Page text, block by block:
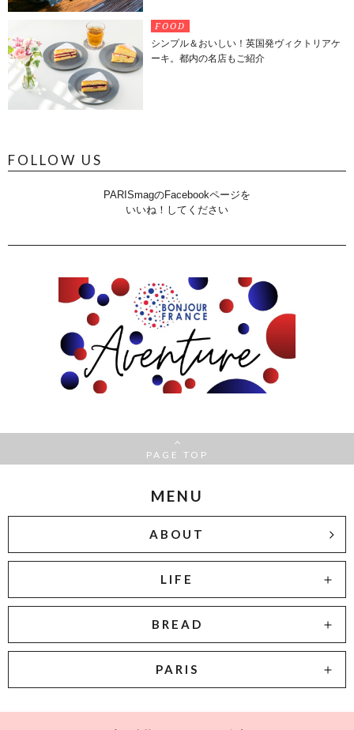
FOOD
シンプル＆おいしい！英国発ヴィクトリアケ
ーキ。都内の名店もご紹介
FOLLOW US
PARISmagのFacebookページを
いいね！してください
PAGE TOP
MENU
ABOUT
LIFE
BREAD
PARIS